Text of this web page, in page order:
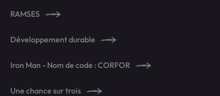
RAMSES
Développement durable
Iron Man - Nom de code : CORFOR
Une chance sur trois